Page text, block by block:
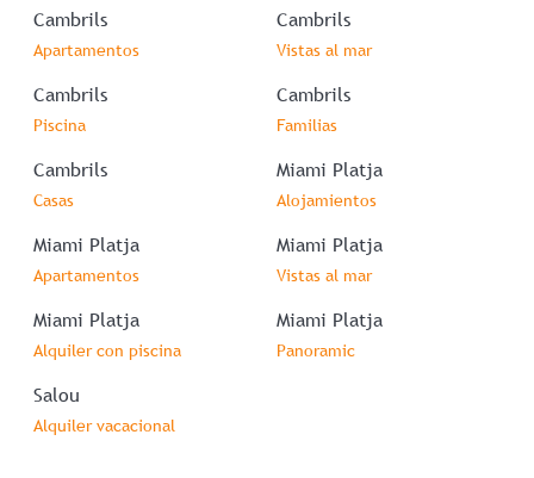
Cambrils
Apartamentos
Cambrils
Vistas al mar
Cambrils
Piscina
Cambrils
Familias
Cambrils
Casas
Miami Platja
Alojamientos
Miami Platja
Apartamentos
Miami Platja
Vistas al mar
Miami Platja
Alquiler con piscina
Miami Platja
Panoramic
Salou
Alquiler vacacional